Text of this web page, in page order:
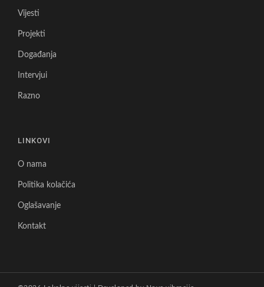
Vijesti
Projekti
Događanja
Intervjui
Razno
LINKOVI
O nama
Politika kolačića
Oglašavanje
Kontakt